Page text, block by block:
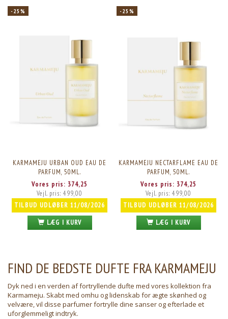
-25%
KARMAMEJU URBAN OUD EAU DE
PARFUM, 50ML.
Vores pris: 374,25
Vejl. pris: 499,00
TILBUD UDLØBER 11/08/2026
LÆG I KURV
-25%
KARMAMEJU NECTARFLAME EAU DE
PARFUM, 50ML.
Vores pris: 374,25
Vejl. pris: 499,00
TILBUD UDLØBER 11/08/2026
LÆG I KURV
FIND DE BEDSTE DUFTE FRA KARMAMEJU
Dyk ned i en verden af fortryllende dufte med vores kollektion fra
Karmameju. Skabt med omhu og lidenskab for ægte skønhed og
velvære, vil disse parfumer fortrylle dine sanser og efterlade et
uforglemmeligt indtryk.